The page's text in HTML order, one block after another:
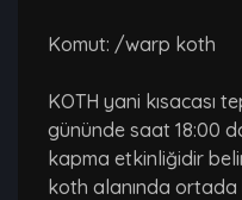
Komut: /warp koth
KOTH yani kısacası
gününde saat 18:00
kapma etkinliğidir
koth alanında ortada